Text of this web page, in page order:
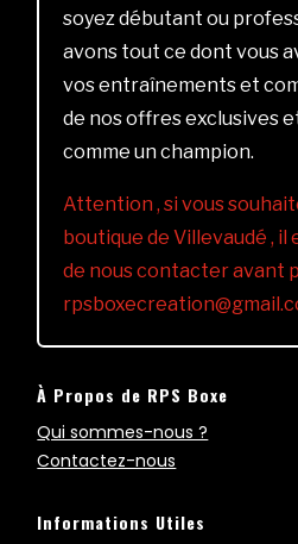
soyez débutant ou
avons tout ce dont vous
vos entraînements et
de nos offres exclusives
comme un champion.
Attention , si vous
boutique de Villevaudé ,
de nous contacter avant
À Propos de RPS Boxe
Qui sommes-nous ?
Contactez-nous
Informations Utiles